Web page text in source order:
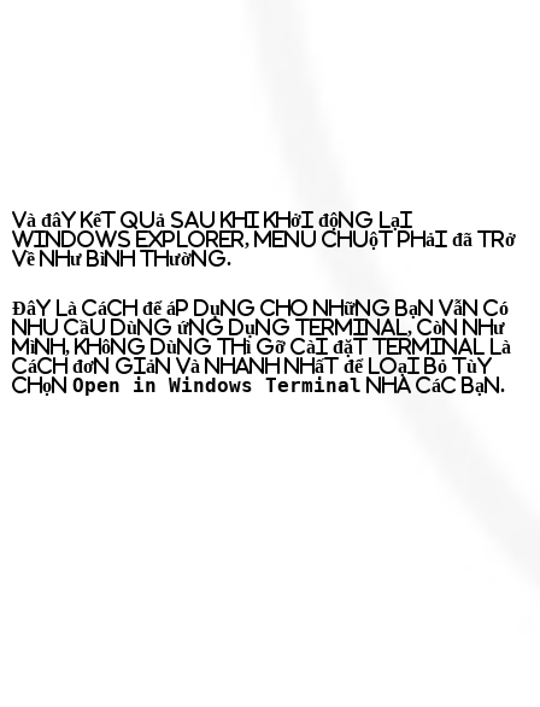
Và đây kết quả sau khi khởi động lại
Windows Explorer, menu chuột phải đã trở
về như bình thường.
Đây là cách để áp dụng cho những bạn vẫn có
nhu cầu dùng ứng dụng Terminal, còn như
mình, không dùng thì gỡ cài đặt Terminal
là
cách đơn giản và nhanh nhất để loại bỏ tùy
chọn Open in Windows Terminal nha các bạn.